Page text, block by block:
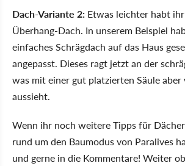
Dach-Variante 2: Etwas leichter habt
Überhang-Dach. In unserem Beispiel
einfaches Schrägdach auf das Haus
angepasst. Dieses ragt jetzt an der
was mit einer gut platzierten Säule
aussieht.
Wenn ihr noch weitere Tipps für
rund um den Baumodus von Paralives
und gerne in die Kommentare! Weiter